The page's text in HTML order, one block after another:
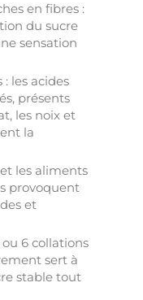
en fibres :
du sucre
sensation
les acides
présents
les noix et
la
les aliments
provoquent
et
6 collations
sert à
stable tout